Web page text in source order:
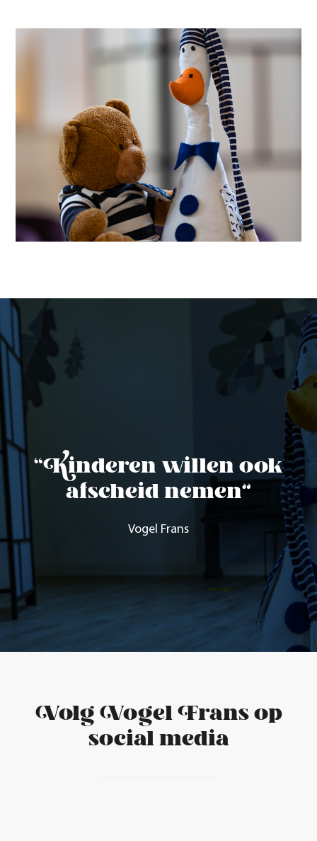
“Kinderen willen ook
afscheid nemen”
Vogel Frans
Volg Vogel Frans op
social media